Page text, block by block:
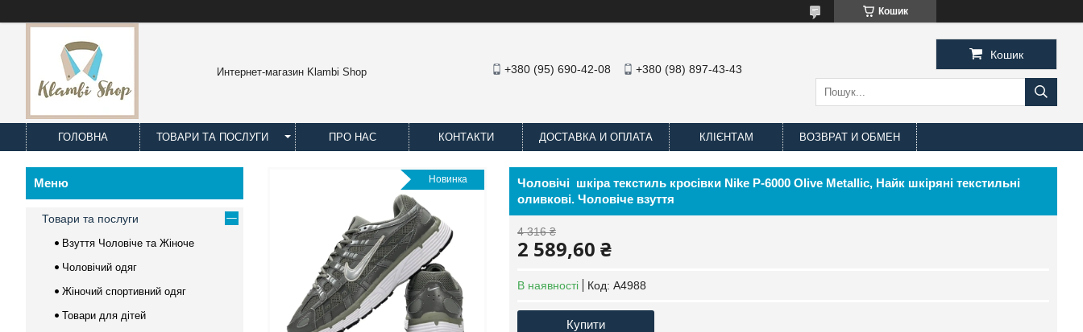
Кошик
Интернет-магазин Klambi Shop +380 (95) 690-42-08 +380 (98) 897-43-43
Кошик
ГОЛОВНА ТОВАРИ ТА ПОСЛУГИ ПРО НАС КОНТАКТИ ДОСТАВКА И ОПЛАТА КЛІЄНТАМ ВОЗВРАТ И ОБМЕН
Новинка
Чоловічі шкіра текстиль кросівки Nike P-6000 Olive Metallic, Найк шкіряні текстильні
оливкові. Чоловіче взуття
4 316 ₴
2 589,60 ₴
В наявності Код: А4988
Купити
Товари та послуги
Взуття Чоловіче та Жіноче
Чоловічий одяг
Жіночий спортивний одяг
Товари для дітей